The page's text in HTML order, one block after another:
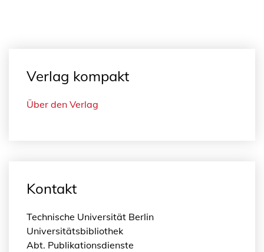
Verlag kompakt
Über den Verlag
Kontakt
Technische Universität Berlin
Universitätsbibliothek
Abt. Publikationsdienste